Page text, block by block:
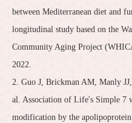
between Mediterranean diet and
longitudinal study based on the
Community Aging Project
2022.
2. Guo J, Brickman AM, Manly
al. Association of Life's Simple 7
modification by the